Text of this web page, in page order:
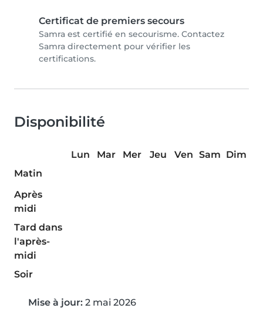
Certificat de premiers secours
Samra est certifié en secourisme. Contactez
Samra directement pour vérifier les
certifications.
Disponibilité
Lun Mar Mer Jeu Ven Sam Dim
Matin
Après
midi
Tard dans
l'après-
midi
Soir
Mise à jour: 2 mai 2026